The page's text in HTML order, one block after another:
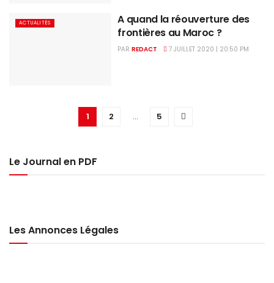
ACTUALITÉS
A quand la réouverture des
frontières au Maroc ?
PAR REDACT 7 JUILLET 2020 | 20:50 PM
1 2 ... 5
Le Journal en PDF
Les Annonces Légales